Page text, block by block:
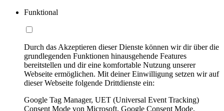
Funktional
Durch das Akzeptieren dieser Dienste können wir dir über die
grundlegenden Funktionen hinausgehende Features
bereitstellen und dir eine komfortable Nutzung unserer
Webseite ermöglichen. Mit deiner Einwilligung setzen wir auf
dieser Webseite folgende Drittdienste ein:
Google Tag Manager, UET (Universal Event Tracking)
Consent Mode von Microsoft, Google Consent Mode,